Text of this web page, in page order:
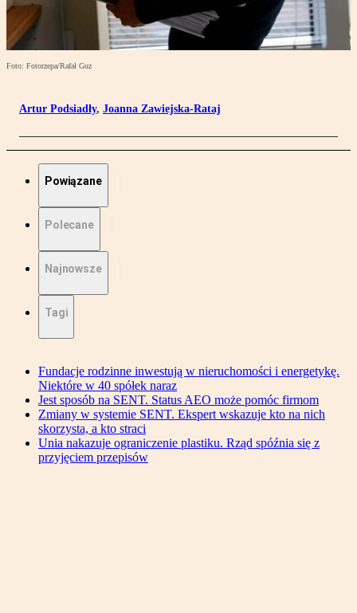
Foto: Fotorzepa/Rafał Guz
Artur Podsiadły, Joanna Zawiejska-Rataj
Powiązane
Polecane
Najnowsze
Tagi
Fundacje rodzinne inwestują w nieruchomości i energetykę.
Niektóre w 40 spółek naraz
Jest sposób na SENT. Status AEO może pomóc firmom
Zmiany w systemie SENT. Ekspert wskazuje kto na nich
skorzysta, a kto straci
Unia nakazuje ograniczenie plastiku. Rząd spóźnia się z
przyjęciem przepisów